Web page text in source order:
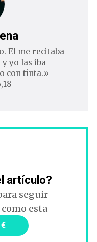
El me recitaba
yo las iba
con tinta.»
artículo?
seguir
esta